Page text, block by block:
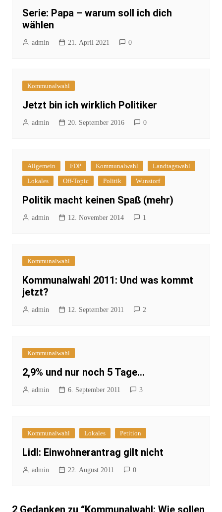
Serie: Papa – warum soll ich dich
wählen
admin 21. April 2021 0
Kommunalwahl
Jetzt bin ich wirklich Politiker
admin 20. September 2016 0
Allgemein FDP Kommunalwahl
Landtagswahl
Lokales
Off-Topic Politik Wunstorf
Politik macht keinen Spaß (mehr)
admin 12. November 2014 1
Kommunalwahl
Kommunalwahl 2011: Und was kommt
jetzt?
admin 12. September 2011 2
Kommunalwahl
2,9% und nur noch 5 Tage…
admin 6. September 2011 3
Kommunalwahl Lokales Petition
Lidl: Einwohnerantrag gilt nicht
admin 22. August 2011 0